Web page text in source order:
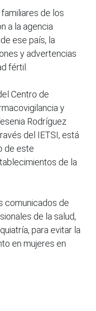
familiares de los
a la agencia
ese país, la
y advertencias
fértil.
Centro de
y
Rodríguez
del IETSI, está
de este
de la
comunicados de
de la salud,
para evitar la
en mujeres en